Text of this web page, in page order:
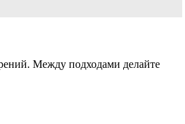
Между подходами делайте